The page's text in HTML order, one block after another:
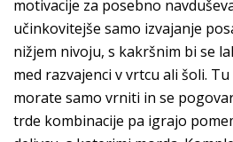
motivacije za posebno
učinkovitejše samo izvajanje
nižjem nivoju, s kakršnim bi se
med razvajenci v vrtcu ali šoli.
morate samo vrniti in se
trde kombinacije pa igrajo